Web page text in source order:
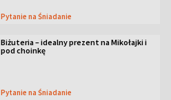
Pytanie na Śniadanie
Biżuteria – idealny prezent na Mikołajki i
pod choinkę
Pytanie na Śniadanie